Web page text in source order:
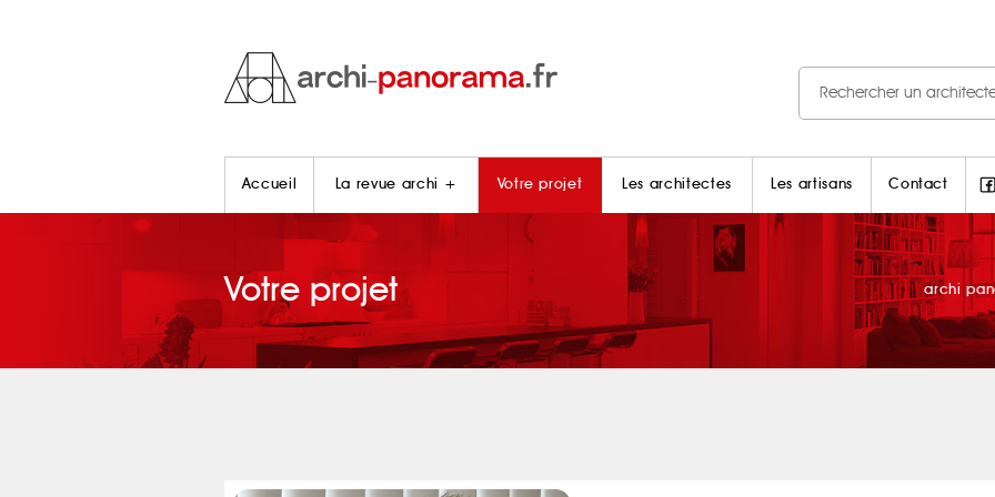
Accueil La revue archi + Votre projet Les architectes Les artisans Contact
Votre projet archi